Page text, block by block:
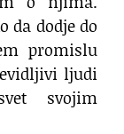
da dodje do
promislu
ljudi
svojim